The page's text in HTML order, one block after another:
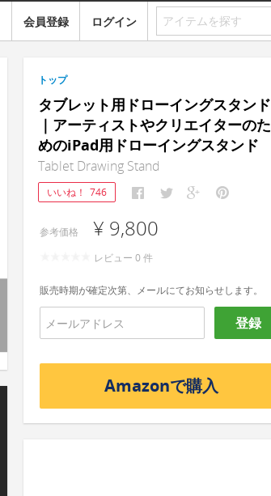
会員登録 ログイン
トップ
タブレット用ドローイングスタンド
｜アーティストやクリエイターのた
めのiPad用ドローイングスタンド
Tablet Drawing Stand
いいね！ 746
参考価格 ¥ 9,800
レビュー 0 件
販売時期が確定次第、メールにてお知らせします。
登録
Amazonで購入